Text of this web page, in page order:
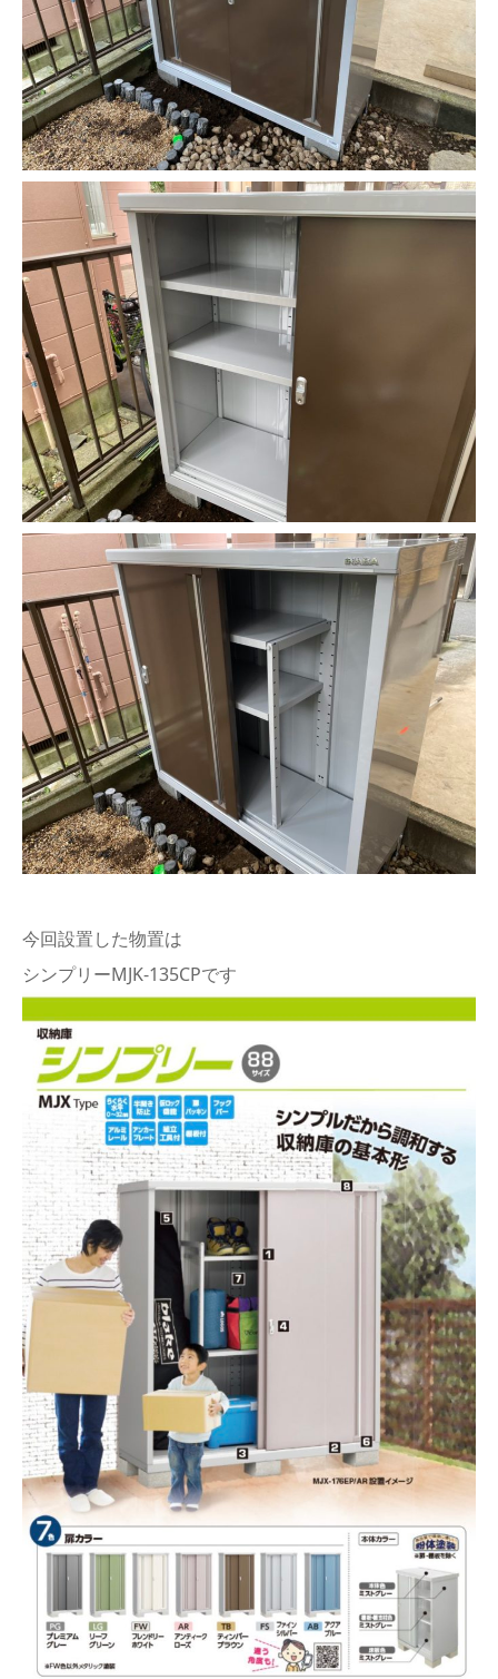
今回設置した物置は
シンプリーMJK-135CPです